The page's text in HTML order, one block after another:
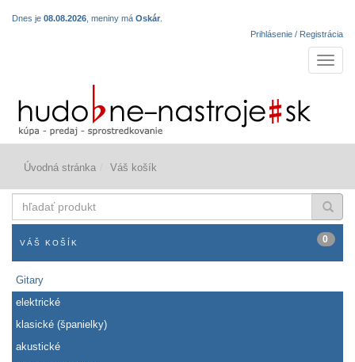
Dnes je 08.08.2026 , meniny má Oskár
Prihlásenie / Registrácia
Úvodná stránka Váš košík
produkt
VÁŠ KOŠÍK 0
Gitary
elektrické
klasické (španielky)
akustické